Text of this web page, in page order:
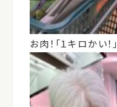
お肉！「１キロかい！」